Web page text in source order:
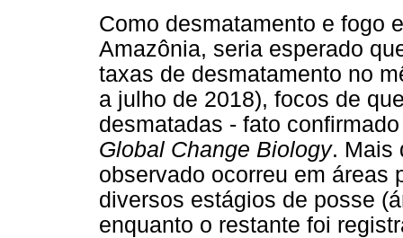
Como desmatamento e fogo
Amazônia, seria esperado
taxas de desmatamento no
a julho de 2018), focos de
desmatadas - fato
Global Change Biology. Mais
observado ocorreu em áreas
diversos estágios de posse
enquanto o restante foi